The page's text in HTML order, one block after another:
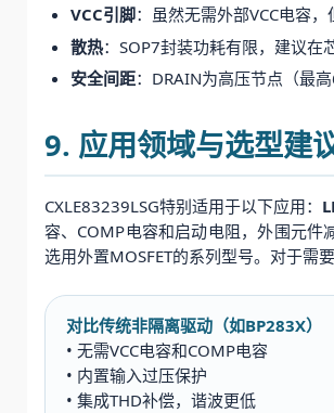
VCC引脚：虽然无需外部VCC电容
散热：SOP7封装功耗有限，建议在
安全间距：DRAIN为高压节点（最
9. 应用领域与选型建
CXLE83239LSG特别适用于以下应用：
容、COMP电容和启动电阻，外围元
选用外置MOSFET的系列型号。对于需
对比传统非隔离驱动（如BP283X）
• 无需VCC电容和COMP电容
• 内置输入过压保护
• 集成THD补偿，谐波更低